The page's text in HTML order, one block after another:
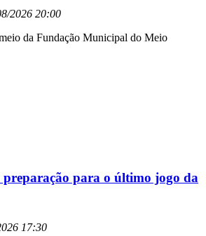
2026 20:00
da Fundação Municipal do Meio
para o último jogo da
17:30